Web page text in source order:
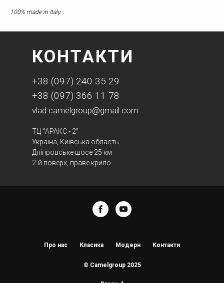
100% made in Italy
+38 (097) 240 35 29
+38 (097) 366 11 78
КОНТАКТИ
vlad.camelgroup@gmail.com
ТЦ "АРАКС - 2"
Україна, Київська область
Дніпровське шосе 25 км
2-й поверх, праве крило
Про нас Класика Модерн Контакти
© Camelgroup 2025